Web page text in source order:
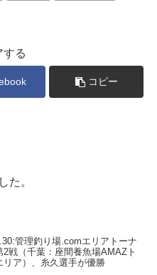
する
コピー
た。
管理釣り場.comエリアトーナ
2戦（千葉：座間養魚場AMAZト
リア）、糸久選手が優勝